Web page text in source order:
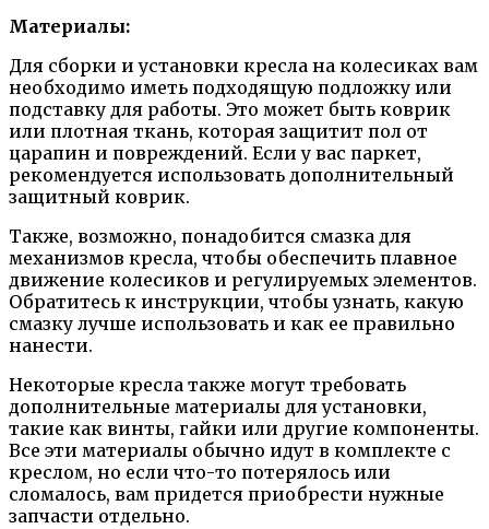
Материалы:
Для сборки и установки кресла на колесиках вам
необходимо иметь подходящую подложку или
подставку для работы. Это может быть коврик
или плотная ткань, которая защитит пол от
царапин и повреждений. Если у вас паркет,
рекомендуется использовать дополнительный
защитный коврик.
Также, возможно, понадобится смазка для
механизмов кресла, чтобы обеспечить плавное
движение колесиков и регулируемых элементов.
Обратитесь к инструкции, чтобы узнать, какую
смазку лучше использовать и как ее правильно
нанести.
Некоторые кресла также могут требовать
дополнительные материалы для установки,
такие как винты, гайки или другие компоненты.
Все эти материалы обычно идут в комплекте с
креслом, но если что-то потерялось или
сломалось, вам придется приобрести нужные
запчасти отдельно.